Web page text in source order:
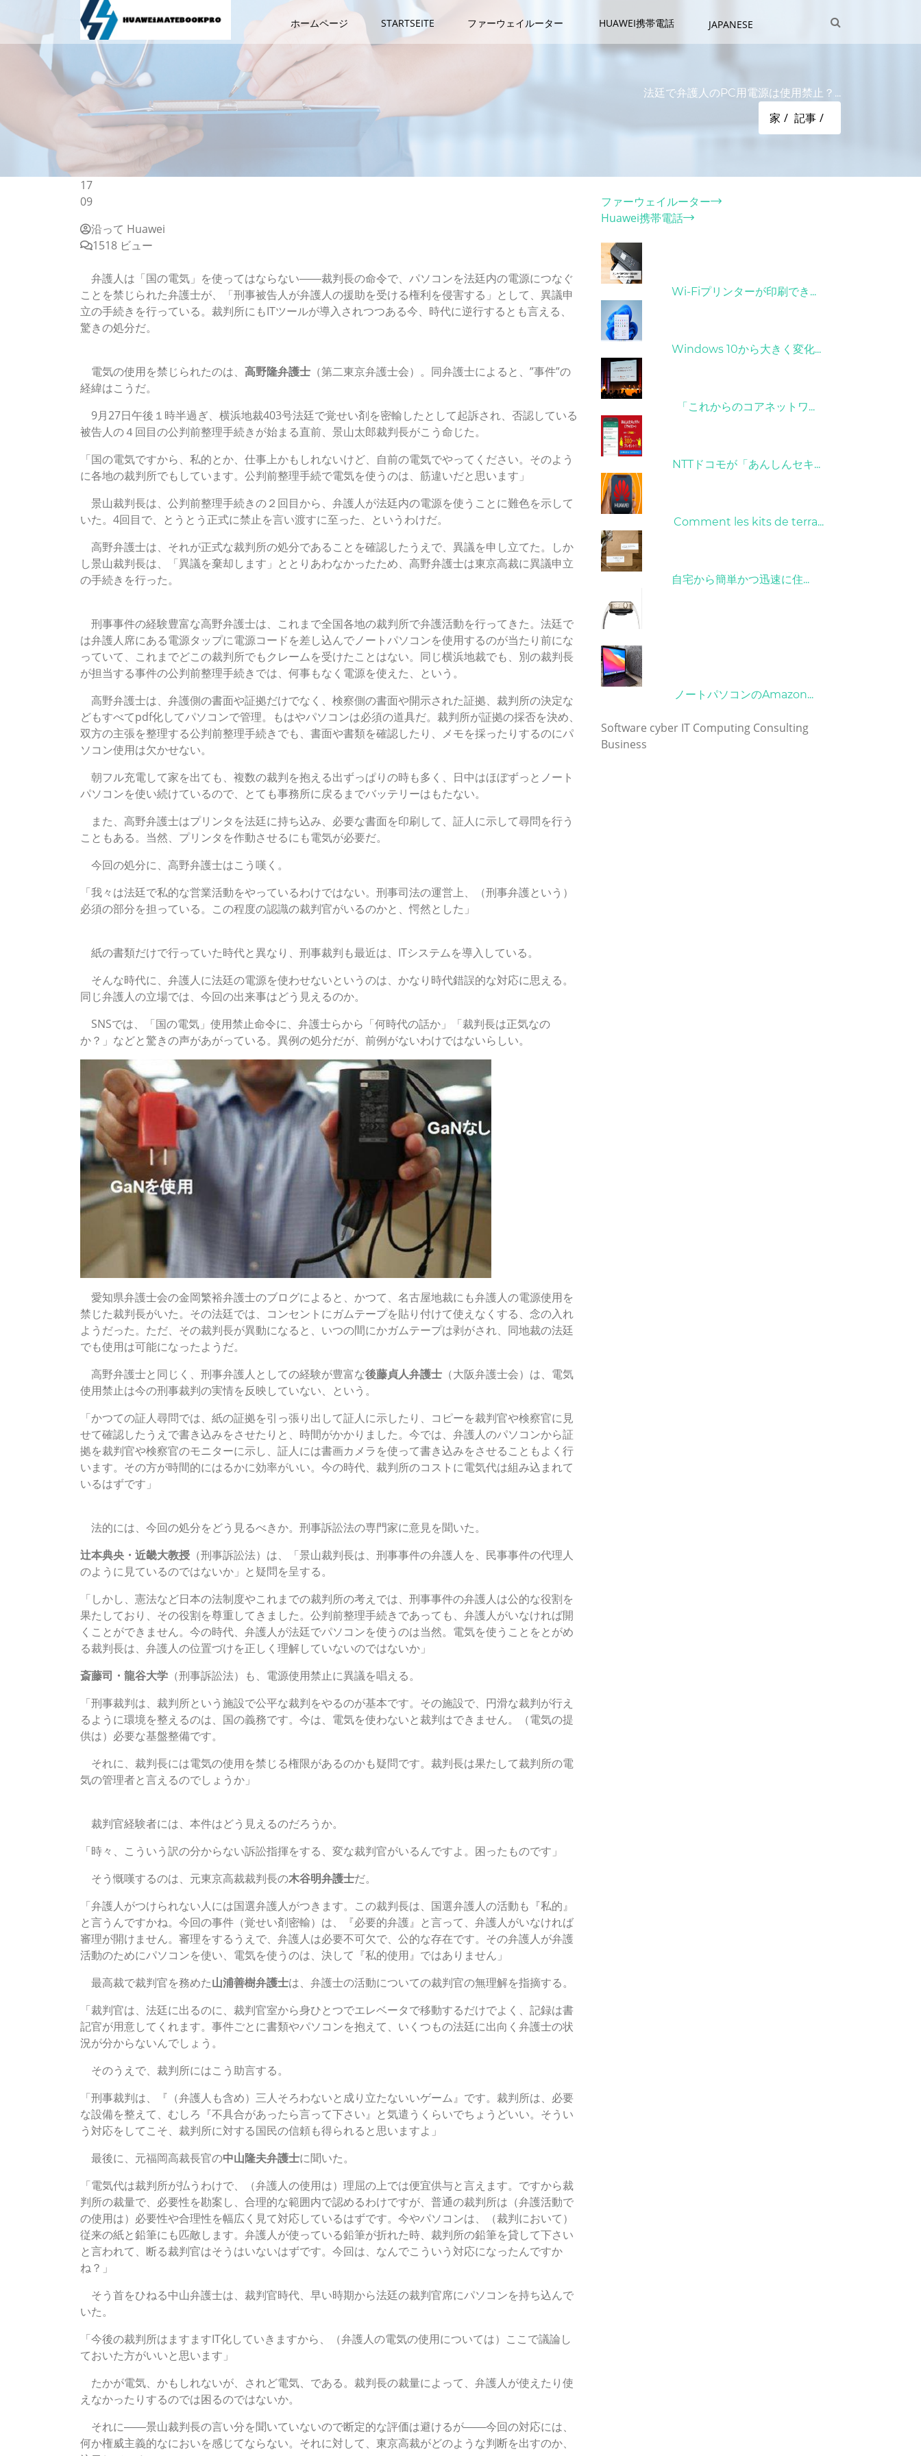
ホームページ STARTSEITE ファーウェイルーター HUAWEI携帯電話 JAPANESE
法廷で弁護人のPC用電源は使用禁止？...
家 記事
17
09
沿って Huawei
1518 ビュー
弁護人は「国の電気」を使ってはならない――裁判長の命令で、パソコンを法廷内の電源につなぐ
ことを禁じられた弁護士が、「刑事被告人が弁護人の援助を受ける権利を侵害する」として、異議申
立の手続きを行っている。裁判所にもITツールが導入されつつある今、時代に逆行するとも言える、
驚きの処分だ。
電気の使用を禁じられたのは、 高野隆弁護士 （第二東京弁護士会）。同弁護士によると、”事件”の
経緯はこうだ。
9月27日午後１時半過ぎ、横浜地裁403号法廷で覚せい剤を密輸したとして起訴され、否認している
被告人の４回目の公判前整理手続きが始まる直前、景山太郎裁判長がこう命じた。
「国の電気ですから、私的とか、仕事上かもしれないけど、自前の電気でやってください。そのよう
に各地の裁判所でもしています。公判前整理手続で電気を使うのは、筋違いだと思います」
景山裁判長は、公判前整理手続きの２回目から、弁護人が法廷内の電源を使うことに難色を示して
いた。4回目で、とうとう正式に禁止を言い渡すに至った、というわけだ。
高野弁護士は、それが正式な裁判所の処分であることを確認したうえで、異議を申し立てた。しか
し景山裁判長は、「異議を棄却します」ととりあわなかったため、高野弁護士は東京高裁に異議申立
の手続きを行った。
刑事事件の経験豊富な高野弁護士は、これまで全国各地の裁判所で弁護活動を行ってきた。法廷で
は弁護人席にある電源タップに電源コードを差し込んでノートパソコンを使用するのが当たり前にな
っていて、これまでどこの裁判所でもクレームを受けたことはない。同じ横浜地裁でも、別の裁判長
が担当する事件の公判前整理手続きでは、何事もなく電源を使えた、という。
高野弁護士は、弁護側の書面や証拠だけでなく、検察側の書面や開示された証拠、裁判所の決定な
どもすべてpdf化してパソコンで管理。もはやパソコンは必須の道具だ。裁判所が証拠の採否を決め、
双方の主張を整理する公判前整理手続きでも、書面や書類を確認したり、メモを採ったりするのにパ
ソコン使用は欠かせない。
朝フル充電して家を出ても、複数の裁判を抱える出ずっぱりの時も多く、日中はほぼずっとノート
パソコンを使い続けているので、とても事務所に戻るまでバッテリーはもたない。
また、高野弁護士はプリンタを法廷に持ち込み、必要な書面を印刷して、証人に示して尋問を行う
こともある。当然、プリンタを作動させるにも電気が必要だ。
今回の処分に、高野弁護士はこう嘆く。
「我々は法廷で私的な営業活動をやっているわけではない。刑事司法の運営上、（刑事弁護という）
必須の部分を担っている。この程度の認識の裁判官がいるのかと、愕然とした」
紙の書類だけで行っていた時代と異なり、刑事裁判も最近は、ITシステムを導入している。
そんな時代に、弁護人に法廷の電源を使わせないというのは、かなり時代錯誤的な対応に思える。
同じ弁護人の立場では、今回の出来事はどう見えるのか。
SNSでは、「国の電気」使用禁止命令に、弁護士らから「何時代の話か」「裁判長は正気なの
か？」などと驚きの声があがっている。異例の処分だが、前例がないわけではないらしい。
愛知県弁護士会の金岡繁裕弁護士のブログによると、かつて、名古屋地裁にも弁護人の電源使用を
禁じた裁判長がいた。その法廷では、コンセントにガムテープを貼り付けて使えなくする、念の入れ
ようだった。ただ、その裁判長が異動になると、いつの間にかガムテープは剥がされ、同地裁の法廷
でも使用は可能になったようだ。
高野弁護士と同じく、刑事弁護人としての経験が豊富な後藤貞人弁護士 （大阪弁護士会）は、電気
使用禁止は今の刑事裁判の実情を反映していない、という。
「かつての証人尋問では、紙の証拠を引っ張り出して証人に示したり、コピーを裁判官や検察官に見
せて確認したうえで書き込みをさせたりと、時間がかかりました。今では、弁護人のパソコンから証
拠を裁判官や検察官のモニターに示し、証人には書画カメラを使って書き込みをさせることもよく行
います。その方が時間的にはるかに効率がいい。今の時代、裁判所のコストに電気代は組み込まれて
いるはずです」
法的には、今回の処分をどう見るべきか。刑事訴訟法の専門家に意見を聞いた。
辻本典央・近畿大教授 （刑事訴訟法）は、「景山裁判長は、刑事事件の弁護人を、民事事件の代理人
のように見ているのではないか」と疑問を呈する。
「しかし、憲法など日本の法制度やこれまでの裁判所の考えでは、刑事事件の弁護人は公的な役割を
果たしており、その役割を尊重してきました。公判前整理手続きであっても、弁護人がいなければ開
くことができません。今の時代、弁護人が法廷でパソコンを使うのは当然。電気を使うことをとがめ
る裁判長は、弁護人の位置づけを正しく理解していないのではないか」
斎藤司・龍谷大学 （刑事訴訟法）も、電源使用禁止に異議を唱える。
「刑事裁判は、裁判所という施設で公平な裁判をやるのが基本です。その施設で、円滑な裁判が行え
るように環境を整えるのは、国の義務です。今は、電気を使わないと裁判はできません。（電気の提
供は）必要な基盤整備です。
それに、裁判長には電気の使用を禁じる権限があるのかも疑問です。裁判長は果たして裁判所の電
気の管理者と言えるのでしょうか」
裁判官経験者には、本件はどう見えるのだろうか。
「時々、こういう訳の分からない訴訟指揮をする、変な裁判官がいるんですよ。困ったものです」
そう慨嘆するのは、元東京高裁裁判長の木谷明弁護士だ。
「弁護人がつけられない人には国選弁護人がつきます。この裁判長は、国選弁護人の活動も『私的』
と言うんですかね。今回の事件（覚せい剤密輸）は、『必要的弁護』と言って、弁護人がいなければ
審理が開けません。審理をするうえで、弁護人は必要不可欠で、公的な存在です。その弁護人が弁護
活動のためにパソコンを使い、電気を使うのは、決して『私的使用』ではありません」
最高裁で裁判官を務めた山浦善樹弁護士は、弁護士の活動についての裁判官の無理解を指摘する。
「裁判官は、法廷に出るのに、裁判官室から身ひとつでエレベータで移動するだけでよく、記録は書
記官が用意してくれます。事件ごとに書類やパソコンを抱えて、いくつもの法廷に出向く弁護士の状
況が分からないんでしょう。
そのうえで、裁判所にはこう助言する。
「刑事裁判は、『（弁護人も含め）三人そろわないと成り立たないいゲーム』です。裁判所は、必要
な設備を整えて、むしろ『不具合があったら言って下さい』と気遣うくらいでちょうどいい。そうい
う対応をしてこそ、裁判所に対する国民の信頼も得られると思いますよ」
最後に、元福岡高裁長官の中山隆夫弁護士に聞いた。
「電気代は裁判所が払うわけで、（弁護人の使用は）理屈の上では便宜供与と言えます。ですから裁
判所の裁量で、必要性を勘案し、合理的な範囲内で認めるわけですが、普通の裁判所は（弁護活動で
の使用は）必要性や合理性を幅広く見て対応しているはずです。今やパソコンは、（裁判において）
従来の紙と鉛筆にも匹敵します。弁護人が使っている鉛筆が折れた時、裁判所の鉛筆を貸して下さい
と言われて、断る裁判官はそうはいないはずです。今回は、なんでこういう対応になったんですか
ね？」
そう首をひねる中山弁護士は、裁判官時代、早い時期から法廷の裁判官席にパソコンを持ち込んで
いた。
「今後の裁判所はますますIT化していきますから、（弁護人の電気の使用については）ここで議論し
ておいた方がいいと思います」
たかが電気、かもしれないが、されど電気、である。裁判長の裁量によって、弁護人が使えたり使
えなかったりするのでは困るのではないか。
それに――景山裁判長の言い分を聞いていないので断定的な評価は避けるが――今回の対応には、
何か権威主義的なにおいを感じてならない。それに対して、東京高裁がどのような判断を出すのか、
ファーウェイルーター
Huawei携帯電話
Wi-Fiプリンターが印刷でき...
Windows 10から大きく変化...
「これからのコアネットワ...
NTTドコモが「あんしんセキ...
Comment les kits de terra...
自宅から簡単かつ迅速に住...
ノートパソコンのAmazon...
Software cyber IT Computing Consulting
Business